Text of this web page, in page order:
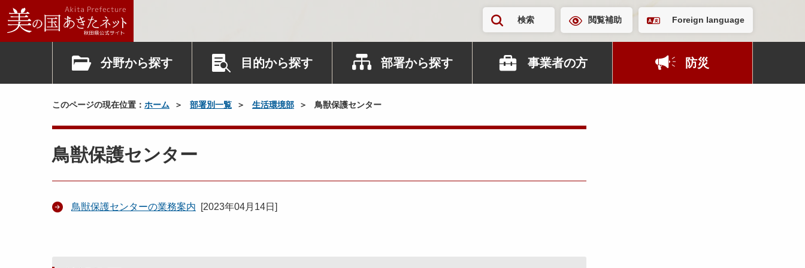
検索 閲覧補助 Foreign language
分野から探す 目的から探す 部署から探す 事業者の方 防災
このページの現在位置： ホーム 部署別一覧 生活環境部 鳥獣保護センター
鳥獣保護センター
鳥獣保護センターの業務案内 [2023年04月14日 ]